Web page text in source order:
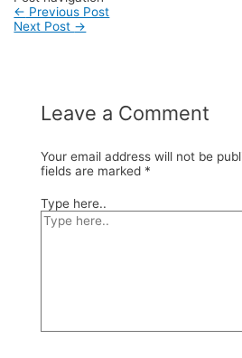
← Previous Post
Next Post →
Leave a Comment
Your email address will not be
fields are marked *
Type here..